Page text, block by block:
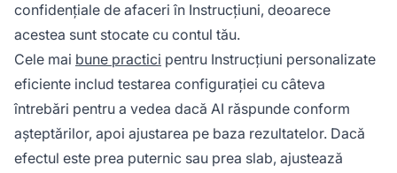
confidențiale de afaceri în Instrucțiuni, deoarece
acestea sunt stocate cu contul tău.
Cele mai bune practici pentru Instrucțiuni personalizate
eficiente includ testarea configurației cu câteva
întrebări pentru a vedea dacă AI răspunde conform
așteptărilor, apoi ajustarea pe baza rezultatelor. Dacă
efectul este prea puternic sau prea slab, ajustează